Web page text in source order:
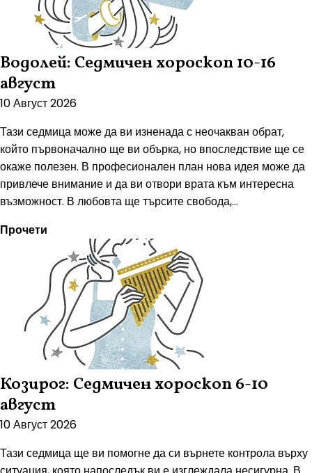
Водолей: Седмичен хороскоп 10-16
август
10 Август 2026
Тази седмица може да ви изненада с неочакван обрат,
който първоначално ще ви обърка, но впоследствие ще се
окаже полезен. В професионален план нова идея може да
привлече внимание и да ви отвори врата към интересна
възможност. В любовта ще търсите свобода,...
Прочети
Козирог: Седмичен хороскоп 6-10
август
10 Август 2026
Тази седмица ще ви помогне да си върнете контрола върху